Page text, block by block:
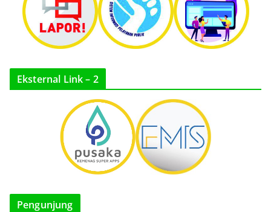
Eksternal Link – 2
Pengunjung